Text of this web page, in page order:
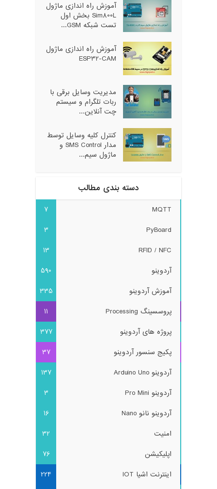
آموزش راه اندازی ماژول
Sim800L بخش اول
تست شبکه GSM...
آموزش راه اندازی ماژول
ESP32-CAM
مدیریت وسایل برقی با
ربات تلگرام و سیستم
چت آنلاین...
کنترل کلیه وسایل توسط
مدار SMS Control و
ماژول سیم...
دسته بندی مطالب
MQTT
7
PyBoard
3
RFID / NFC
13
آردوینو
590
آموزش آردوینو
335
پروسسینگ Processing
11
پروژه های آردوینو
377
پکیج سنسور آردوینو
37
آردوینو Arduino Uno
137
آردوینو Pro Mini
3
آردوینو نانو Nano
16
امنیت
32
اپلیکیشن
76
اینترنت اشیا IOT
224